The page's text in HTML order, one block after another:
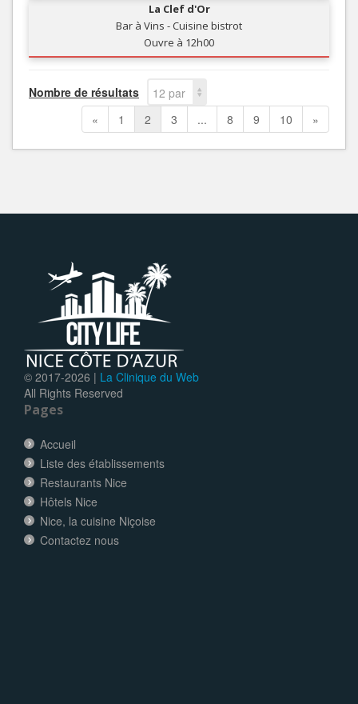
La Clef d'Or
Bar à Vins - Cuisine bistrot
Ouvre à 12h00
Nombre de résultats
12 par
page
« 1 2 3 ... 8 9 10 »
© 2017-2026 | La Clinique du Web
All Rights Reserved
Pages
Accueil
Liste des établissements
Restaurants Nice
Hôtels Nice
Nice, la cuisine Niçoise
Contactez nous